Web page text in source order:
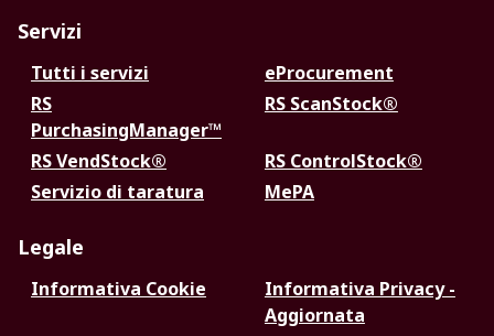
Servizi
Tutti i servizi
eProcurement
RS
PurchasingManager™
RS ScanStock®
RS VendStock®
RS ControlStock®
Servizio di taratura
MePA
Legale
Informativa Cookie
Informativa Privacy -
Aggiornata